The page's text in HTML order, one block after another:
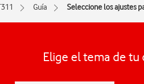
Guía Seleccione los ajustes
Elige el tema de tu